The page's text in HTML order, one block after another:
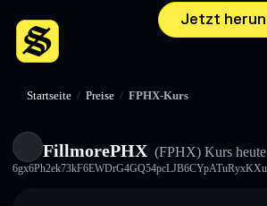
Jetzt
Startseite / Preise / FPHX-Kurs
FillmorePHX (FPHX) Kurs heute